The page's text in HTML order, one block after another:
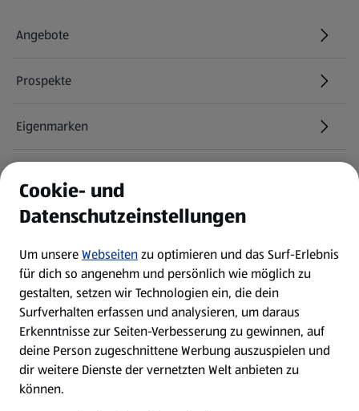
Angebote
Prospekte
Eigenmarken
Newsletter
WhatsApp
Über ALDI SÜD
Filialen
Cookie- und
Datenschutzeinstellungen
Um unsereWebseitenzu optimieren und das Surf-Erlebnis
für dich so angenehm und persönlich wie möglich zu
gestalten, setzen wir Technologien ein, die dein
Surfverhalten erfassen und analysieren, um daraus
Erkenntnisse zur Seiten-Verbesserung zu gewinnen, auf
deine Person zugeschnittene Werbung auszuspielen und
dir weitere Dienste der vernetzten Welt anbieten zu
können.